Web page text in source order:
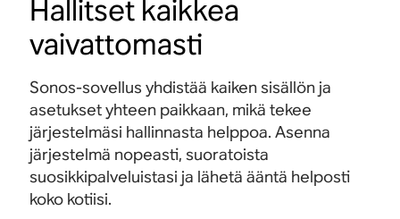
Hallitset kaikkea
vaivattomasti
Sonos-sovellus yhdistää kaiken sisällön ja
asetukset yhteen paikkaan, mikä tekee
järjestelmäsi hallinnasta helppoa. Asenna
järjestelmä nopeasti, suoratoista
suosikkipalveluistasi ja lähetä ääntä helposti
koko kotiisi.